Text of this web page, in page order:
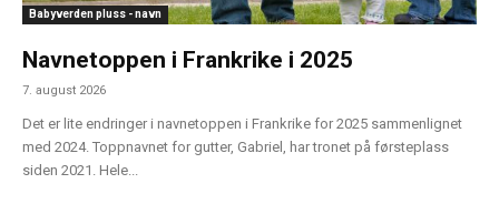
Babyverden pluss - navn
Navnetoppen i Frankrike i 2025
7. august 2026
Det er lite endringer i navnetoppen i Frankrike for 2025 sammenlignet
med 2024. Toppnavnet for gutter, Gabriel, har tronet på førsteplass
siden 2021. Hele...